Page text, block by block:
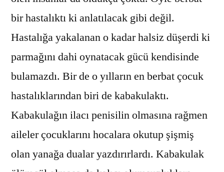
bir hastalıktı ki anlatılacak gibi değil.
Hastalığa yakalanan o kadar halsiz düşerdi ki
parmağını dahi oynatacak gücü kendisinde
bulamazdı. Bir de o yılların en berbat çocuk
hastalıklarından biri de kabakulaktı.
Kabakulağın ilacı penisilin olmasına rağmen
aileler çocuklarını hocalara okutup şişmiş
olan yanağa dualar yazdırırlardı. Kabakulak